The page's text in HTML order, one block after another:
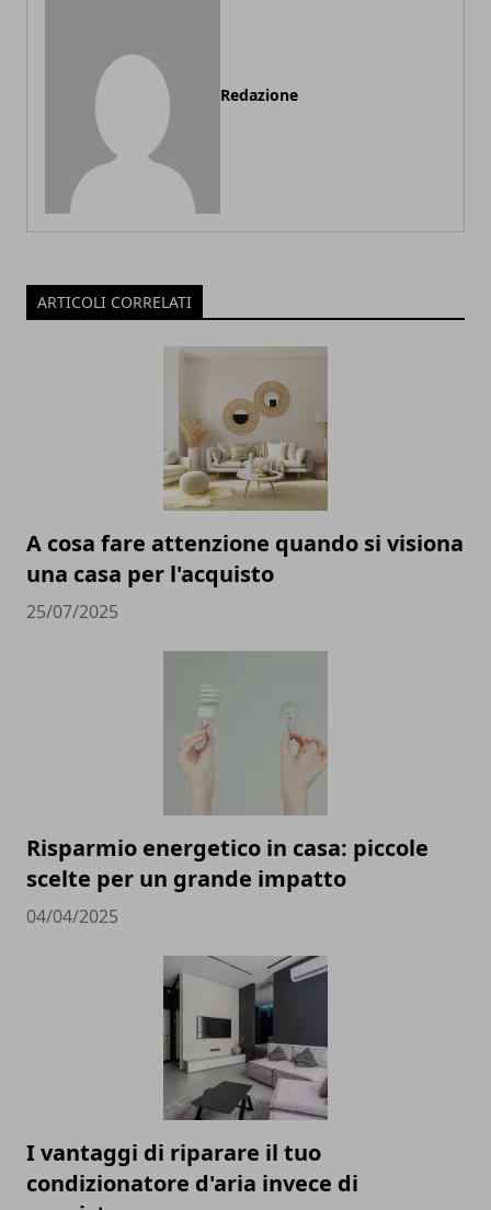
Redazione
ARTICOLI CORRELATI
A cosa fare attenzione quando si visiona
una casa per l'acquisto
25/07/2025
Risparmio energetico in casa: piccole
scelte per un grande impatto
04/04/2025
I vantaggi di riparare il tuo
condizionatore d'aria invece di